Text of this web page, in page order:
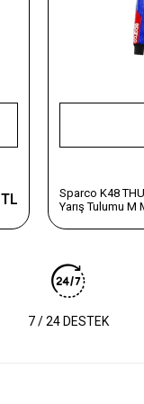
Sparco K48
Yarış Tulumu M
7 / 24 DESTEK